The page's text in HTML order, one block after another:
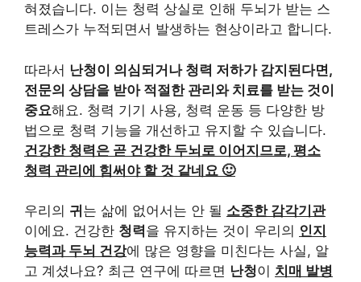
혀졌습니다. 이는 청력 상실로 인해 두뇌가 받는 스
트레스가 누적되면서 발생하는 현상이라고 합니다.
따라서 난청이 의심되거나 청력 저하가 감지된다면,
전문의 상담을 받아 적절한 관리와 치료를 받는 것이
중요해요. 청력 기기 사용, 청력 운동 등 다양한 방
법으로 청력 기능을 개선하고 유지할 수 있습니다.
건강한 청력은 곧 건강한 두뇌로 이어지므로, 평소
청력 관리에 힘써야 할 것 같네요 🙂
우리의 귀 는 삶에 없어서는 안 될 소중한 감각기관
이에요. 건강한 청력을 유지하는 것이 우리의 인지
능력과 두뇌 건강에 많은 영향을 미친다는 사실, 알
고 계셨나요? 최근 연구에 따르면 난청이 치매 발병